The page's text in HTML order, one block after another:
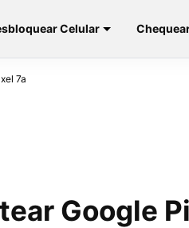
Celular
7a
Google